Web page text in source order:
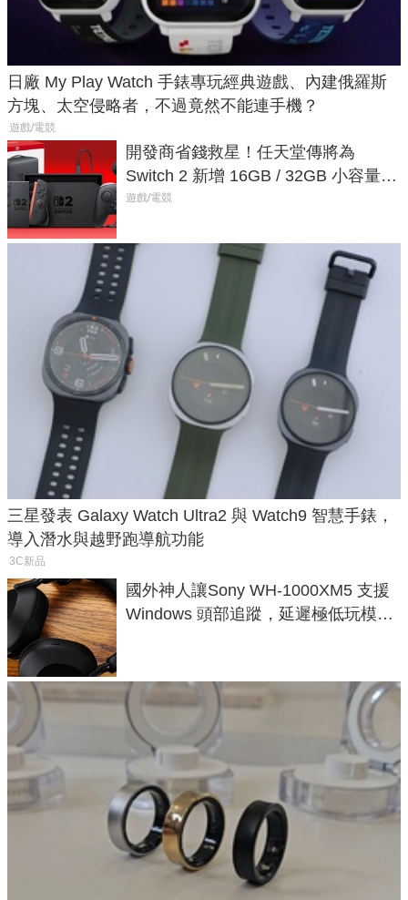
日廠 My Play Watch 手錶專玩經典遊戲、內建俄羅斯
方塊、太空侵略者，不過竟然不能連手機？
遊戲/電競
開發商省錢救星！任天堂傳將為
Switch 2 新增 16GB / 32GB 小容量遊
戲卡的選擇
遊戲/電競
三星發表 Galaxy Watch Ultra2 與 Watch9 智慧手錶，
導入潛水與越野跑導航功能
3C新品
國外神人讓Sony WH-1000XM5 支援
Windows 頭部追蹤，延遲極低玩模擬